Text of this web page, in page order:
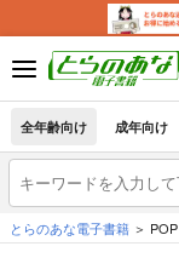
全年齢向け 成年向け
とらのあな電子書籍 POP